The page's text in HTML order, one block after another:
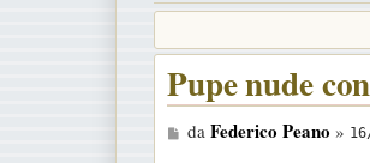
Pupe nude
M
da Federico Peano »